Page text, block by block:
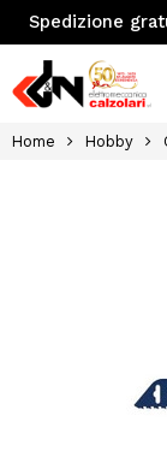
Spedizione
Home Hobby